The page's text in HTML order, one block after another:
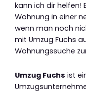
kann ich dir helfen!
Wohnung in einer
wenn man noch
mit Umzug Fuchs
Wohnungssuche
Umzug Fuchs ist